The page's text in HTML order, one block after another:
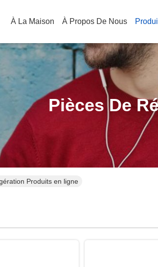
À La Maison À Propos De Nous
Pièces De
Produits en ligne